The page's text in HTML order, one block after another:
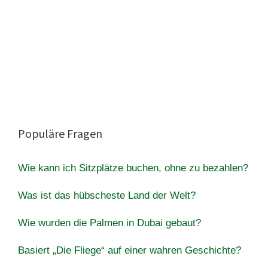
Populäre Fragen
Wie kann ich Sitzplätze buchen, ohne zu bezahlen?
Was ist das hübscheste Land der Welt?
Wie wurden die Palmen in Dubai gebaut?
Basiert „Die Fliege“ auf einer wahren Geschichte?